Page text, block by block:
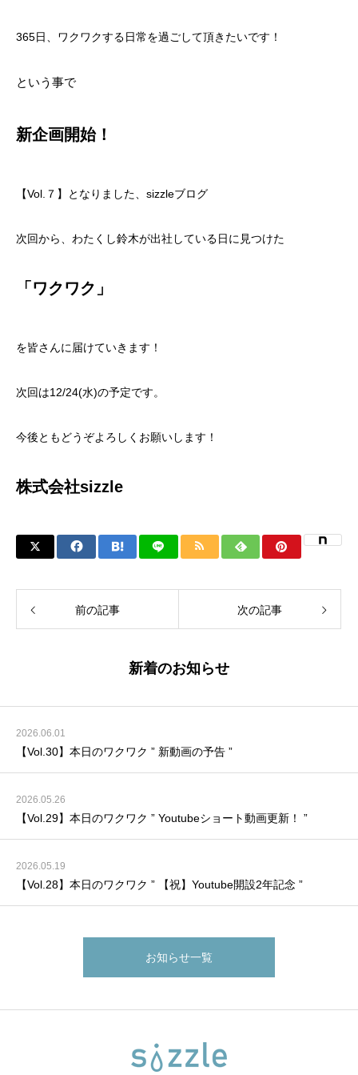
365日、ワクワクする日常を過ごして頂きたいです！
という事で
新企画開始！
【Vol.７】となりました、sizzleブログ
次回から、わたくし鈴木が出社している日に見つけた
「ワクワク」
を皆さんに届けていきます！
次回は12/24(水)の予定です。
今後ともどうぞよろしくお願いします！
株式会社sizzle
前の記事 次の記事
新着のお知らせ
2026.06.01
【Vol.30】本日のワクワク ” 新動画の予告 ”
2026.05.26
【Vol.29】本日のワクワク ” Youtubeショート動画更新！ ”
2026.05.19
【Vol.28】本日のワクワク ” 【祝】Youtube開設2年記念 ”
お知らせ一覧